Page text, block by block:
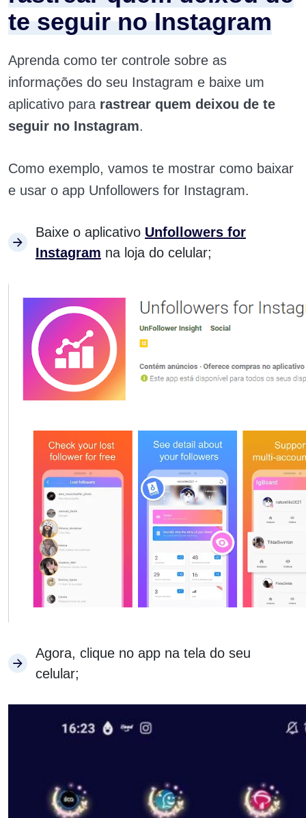
te seguir no Instagram
Aprenda como ter controle sobre as
informações do seu Instagram e baixe um
aplicativo para rastrear quem deixou de te
seguir no Instagram.
Como exemplo, vamos te mostrar como baixar
e usar o app Unfollowers for Instagram.
Baixe o aplicativo Unfollowers for
Instagram na loja do celular;
Agora, clique no app na tela do seu
celular;